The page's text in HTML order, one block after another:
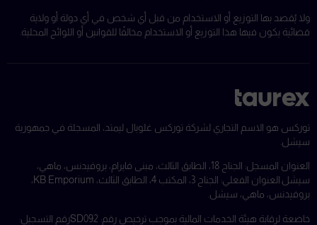
ولا يُقصد بها التوزيع أو الاستخدام من قبل أي شخص في أي دولة أو ولاية
قضائية يكون فيها هذا التوزيع أو الاستخدام مخالفًا للقوانين أو اللوائح المحلية.
توركس هو الاسم التجاري لشركة توركس غلوبال ليمتد، المسجلة في جمهورية
سيشل.
العنوان المسجل: الجناح 18، الطابق الثالث، مبنى فايرام، بروفيدنس، ماهي،
سيشل.
العنوان الفعلي: الجناح 3، المكتب 4، الطابق الثالث، KB Emporium،
بروفيدنس، ماهي، سيشل.
خاضعة لرقابة هيئة الخدمات المالية بموجب ترخيص رقم: SD092
رقم التسجيل: